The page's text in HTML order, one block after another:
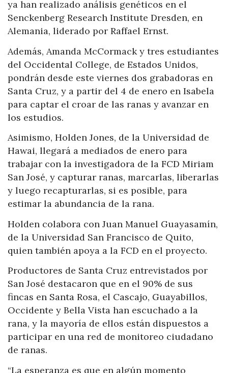
ya han realizado análisis genéticos en el
Senckenberg Research Institute Dresden, en
Alemania, liderado por Raffael Ernst.
Además, Amanda McCormack y tres estudiantes
del Occidental College, de Estados Unidos,
pondrán desde este viernes dos grabadoras en
Santa Cruz, y a partir del 4 de enero en Isabela
para captar el croar de las ranas y avanzar en
los estudios.
Asimismo, Holden Jones, de la Universidad de
Hawai, llegará a mediados de enero para
trabajar con la investigadora de la FCD Miriam
San José, y capturar ranas, marcarlas, liberarlas
y luego recapturarlas, si es posible, para
estimar la abundancia de la rana.
Holden colabora con Juan Manuel Guayasamín,
de la Universidad San Francisco de Quito,
quien también apoya a la FCD en el proyecto.
Productores de Santa Cruz entrevistados por
San José destacaron que en el 90% de sus
fincas en Santa Rosa, el Cascajo, Guayabillos,
Occidente y Bella Vista han escuchado a la
rana, y la mayoría de ellos están dispuestos a
participar en una red de monitoreo ciudadano
de ranas.
“La esperanza es que en algún momento